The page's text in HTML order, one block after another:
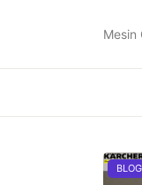
Mesin
BLOG